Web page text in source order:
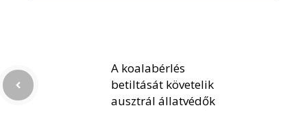
A koalabérlés
betiltását követelik
ausztrál állatvédők